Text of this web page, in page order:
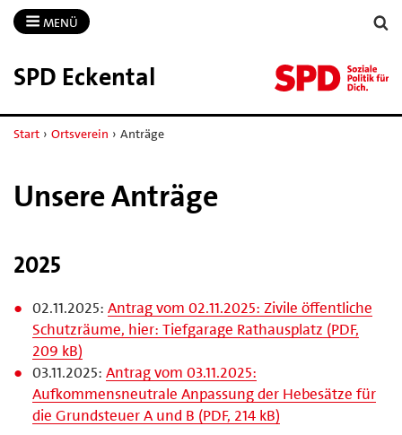
MENÜ
SPD Eckental
Start › Ortsverein › Anträge
Unsere Anträge
2025
02.11.2025:Antrag vom 02.11.2025: Zivile öffentliche
Schutzräume, hier: Tiefgarage Rathausplatz (PDF,
209 kB)
03.11.2025:Antrag vom 03.11.2025:
Aufkommensneutrale Anpassung der Hebesätze für
die Grundsteuer A und B (PDF, 214 kB)